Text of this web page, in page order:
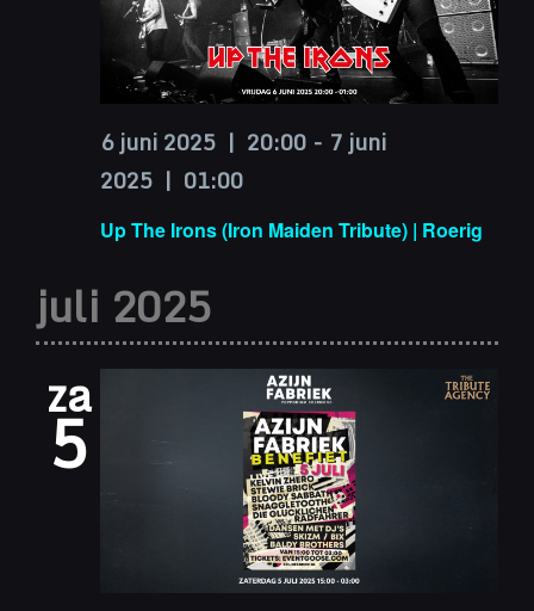
Up The Irons (Iron Maiden Tribute) | Roerig
6 juni 2025 | 20:00 - 7 juni
2025 | 01:00
juli 2025
za
5